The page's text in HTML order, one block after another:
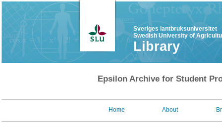
Sveriges lantbruksuniversitet
Swedish University of
Library
Epsilon Archive for Student
Home About